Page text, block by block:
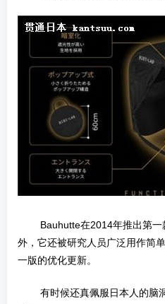
Bauhutte在2014年推出第
外，它还被研究人员广泛用作简
一版的优化更新。
有时候还真佩服日本人的脑